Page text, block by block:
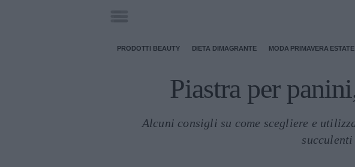
PRODOTTI BEAUTY DIETA DIMAGRANTE MODA PRIMAVERA ESTATE
Piastra per
Alcuni consigli su come scegliere e
succulenti